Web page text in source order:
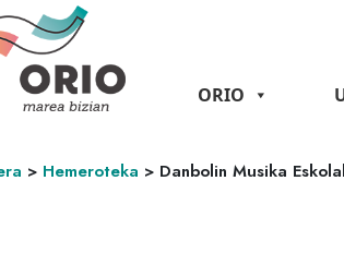
ORIO
> Hemeroteka > Danbolin Musika